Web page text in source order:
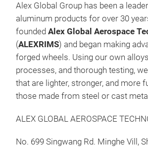
Alex Global Group has been a
aluminum products for over 30
founded Alex Global Aerospace
(ALEXRIMS) and began making
forged wheels. Using our own
processes, and thorough testing,
that are lighter, stronger, and more
those made from steel or cast
ALEX GLOBAL AEROSPACE
No. 699 Singwang Rd. Minghe Vill,